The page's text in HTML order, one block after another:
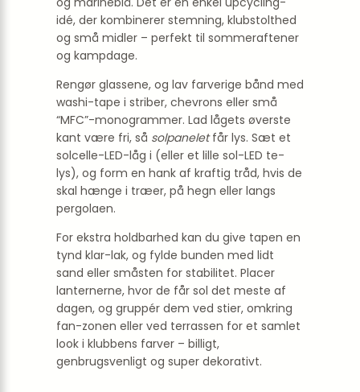
idé, der kombinerer stemning, klubstolthed
og små midler – perfekt til sommeraftener
og kampdage.
Rengør glassene, og lav farverige bånd med
washi-tape i striber, chevrons eller små
“MFC”-monogrammer. Lad lågets øverste
kant være fri, så solpaneletfår lys. Sæt et
solcelle-LED-låg i (eller et lille sol-LED te-
lys), og form en hank af kraftig tråd, hvis de
skal hænge i træer, på hegn eller langs
pergolaen.
For ekstra holdbarhed kan du give tapen en
tynd klar-lak, og fylde bunden med lidt
sand eller småsten for stabilitet. Placer
lanternerne, hvor de får sol det meste af
dagen, og gruppér dem ved stier, omkring
fan-zonen eller ved terrassen for et samlet
look i klubbens farver – billigt,
genbrugsvenligt og super dekorativt.